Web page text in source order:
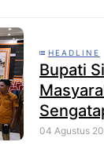
HEADLINE
Bupati
Dengan
04 Agustus